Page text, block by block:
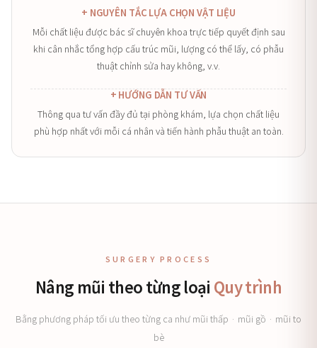
+ NGUYÊN TẮC LỰA CHỌN VẬT LIỆU
Mỗi chất liệu được bác sĩ chuyên khoa trực tiếp quyết định sau
khi cân nhắc tổng hợp cấu trúc mũi, lượng có thể lấy, có phẫu
thuật chỉnh sửa hay không, v.v.
+ HƯỚNG DẪN TƯ VẤN
Thông qua tư vấn đầy đủ tại phòng khám, lựa chọn chất liệu
phù hợp nhất với mỗi cá nhân và tiến hành phẫu thuật an toàn.
SURGERY PROCESS
Nâng mũi theo từng loại Quy trình
Bằng phương pháp tối ưu theo từng ca như mũi thấp · mũi gồ · mũi to
bè